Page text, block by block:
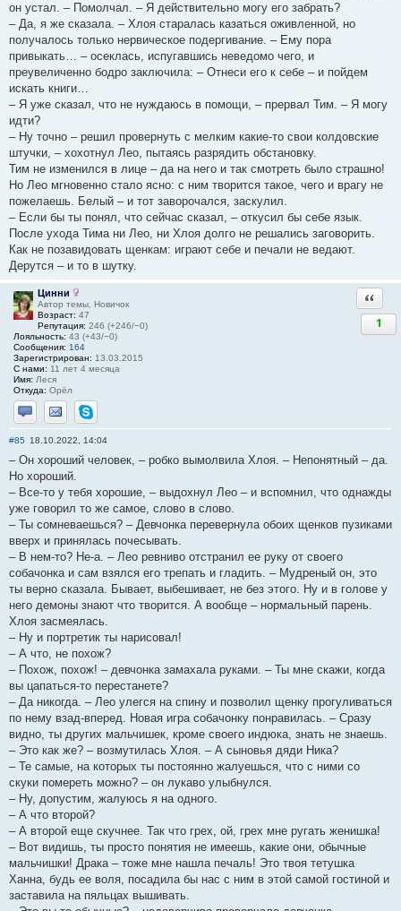
он устал. – Помолчал. – Я действительно могу его забрать?
– Да, я же сказала. – Хлоя старалась казаться оживленной, но
получалось только нервическое подергивание. – Ему пора
привыкать… – осеклась, испугавшись неведомо чего, и
преувеличенно бодро заключила: – Отнеси его к себе – и пойдем
искать книги…
– Я уже сказал, что не нуждаюсь в помощи, – прервал Тим. – Я могу
идти?
– Ну точно – решил провернуть с мелким какие-то свои колдовские
штучки, – хохотнул Лео, пытаясь разрядить обстановку.
Тим не изменился в лице – да на него и так смотреть было страшно!
Но Лео мгновенно стало ясно: с ним творится такое, чего и врагу не
пожелаешь. Белый – и тот заворочался, заскулил.
– Если бы ты понял, что сейчас сказал, – откусил бы себе язык.
После ухода Тима ни Лео, ни Хлоя долго не решались заговорить.
Как не позавидовать щенкам: играют себе и печали не ведают.
Дерутся – и то в шутку.
Цинни
Автор темы, Новичок
Возраст: 47
Репутация: 246 (+246/−0)
Лояльность: 43 (+43/−0)
Сообщения: 164
Зарегистрирован: 13.03.2015
С нами: 11 лет 4 месяца
Имя: Леся
Откуда: Орёл
Отправить личное сообщение
Отправить email
Skype
1
#85 18.10.2022, 14:04
– Он хороший человек, – робко вымолвила Хлоя. – Непонятный – да.
Но хороший.
– Все-то у тебя хорошие, – выдохнул Лео – и вспомнил, что однажды
уже говорил то же самое, слово в слово.
– Ты сомневаешься? – Девчонка перевернула обоих щенков пузиками
вверх и принялась почесывать.
– В нем-то? Не-а. – Лео ревниво отстранил ее руку от своего
собачонка и сам взялся его трепать и гладить. – Мудреный он, это
ты верно сказала. Бывает, выбешивает, не без этого. Ну и в голове у
него демоны знают что творится. А вообще – нормальный парень.
Хлоя засмеялась.
– Ну и портретик ты нарисовал!
– А что, не похож?
– Похож, похож! – девчонка замахала руками. – Ты мне скажи, когда
вы цапаться-то перестанете?
– Да никогда. – Лео улегся на спину и позволил щенку прогуливаться
по нему взад-вперед. Новая игра собачонку понравилась. – Сразу
видно, ты других мальчишек, кроме своего индюка, знать не знаешь.
– Это как же? – возмутилась Хлоя. – А сыновья дяди Ника?
– Те самые, на которых ты постоянно жалуешься, что с ними со
скуки помереть можно? – он лукаво улыбнулся.
– Ну, допустим, жалуюсь я на одного.
– А что второй?
– А второй еще скучнее. Так что грех, ой, грех мне ругать женишка!
– Вот видишь, ты просто понятия не имеешь, какие они, обычные
мальчишки! Драка – тоже мне нашла печаль! Это твоя тетушка
Ханна, будь ее воля, посадила бы нас с ним в этой самой гостиной и
заставила на пяльцах вышивать.